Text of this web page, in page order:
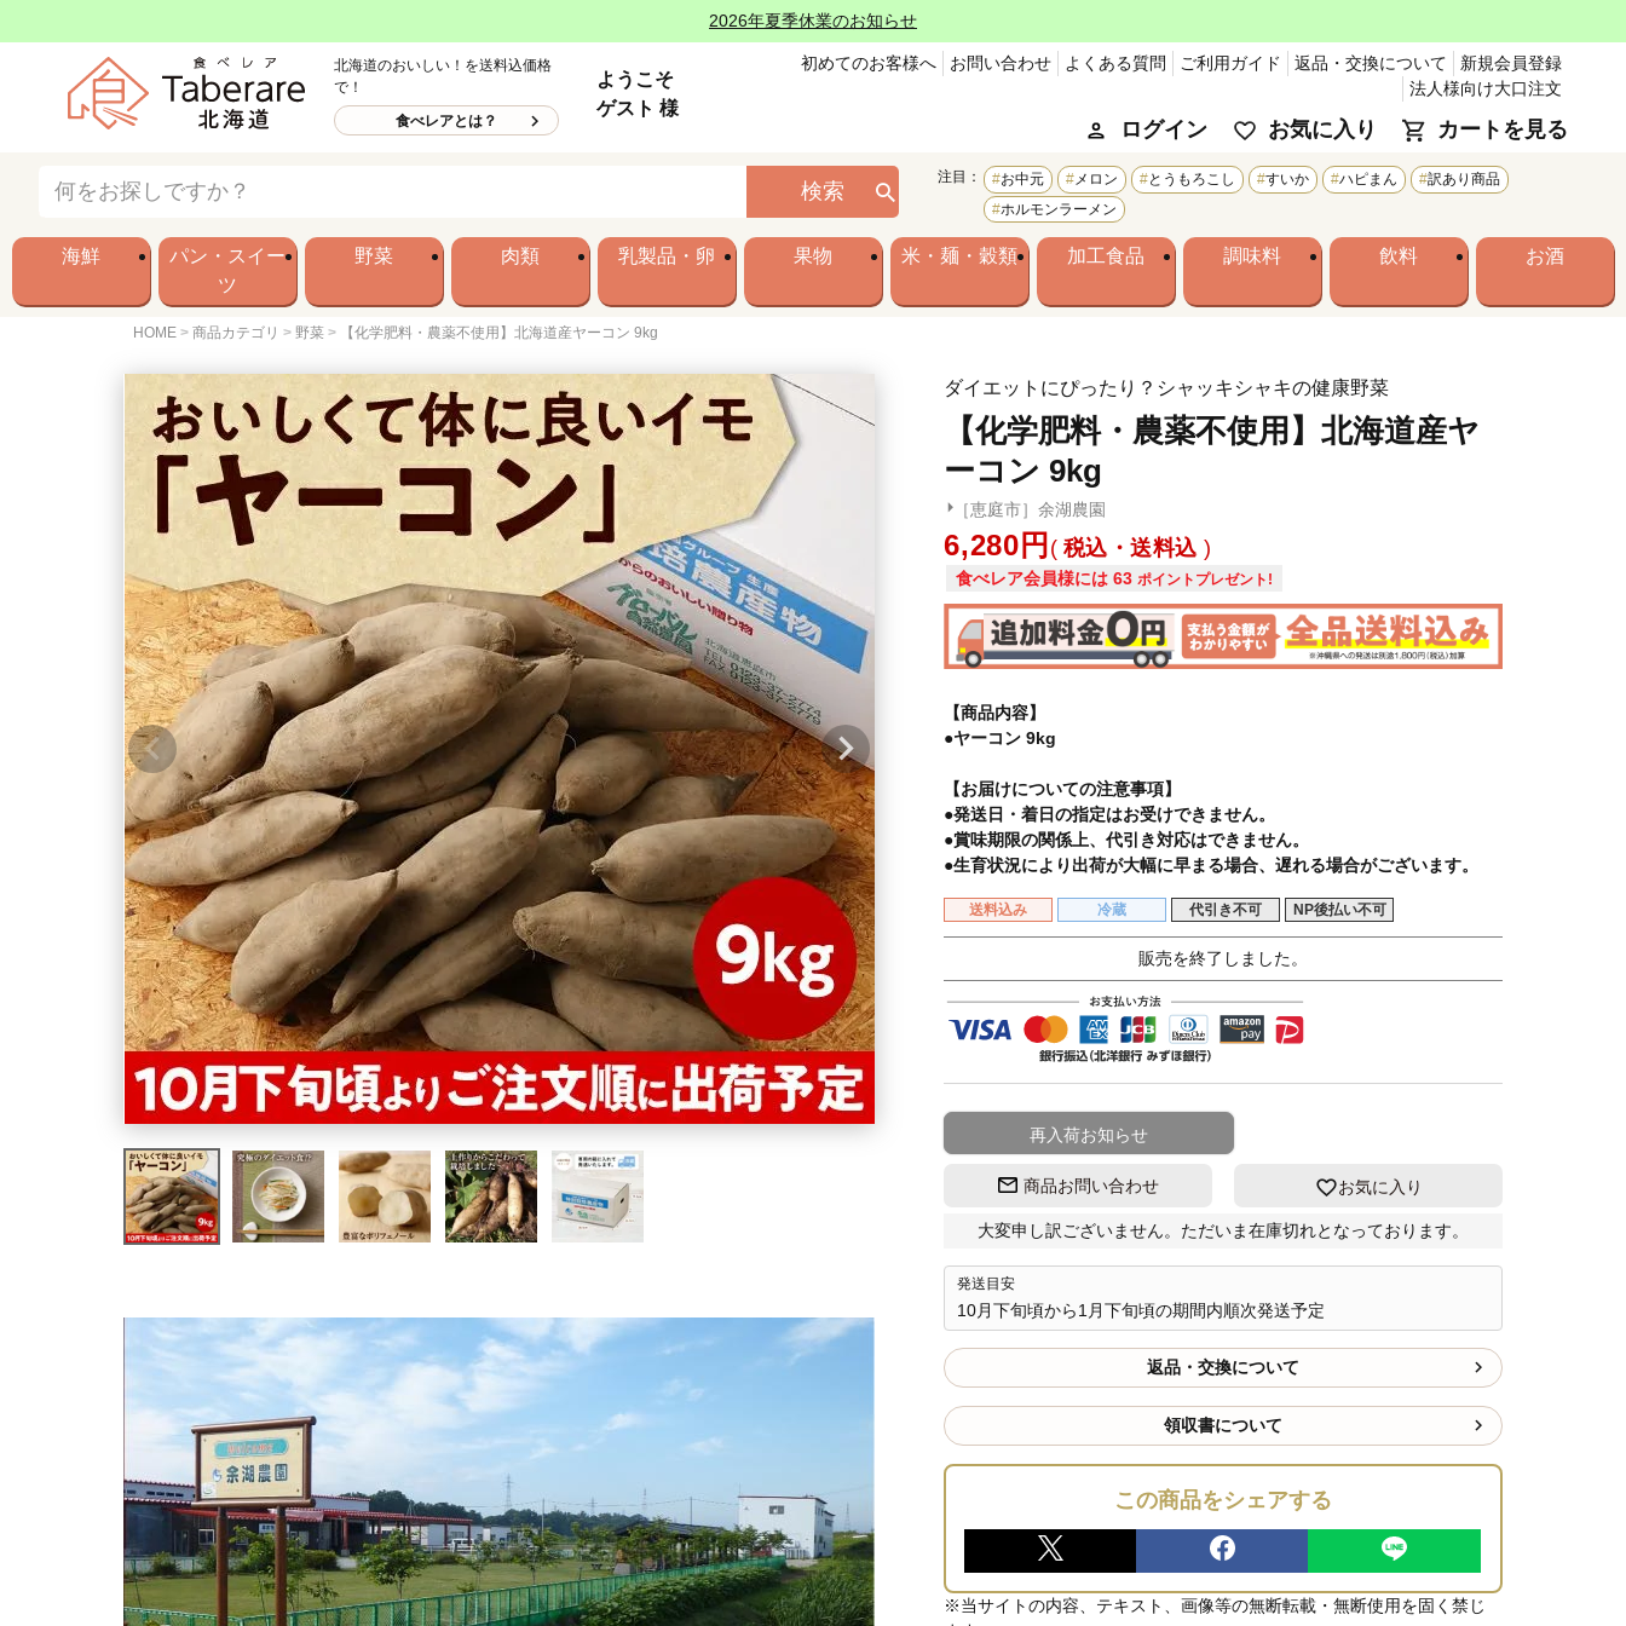
2026年夏季休業のお知らせ
北海道のおいしい！を送料込価格
で！
食べレアとは？
ようこそ
ゲスト 様
初めてのお客様へ お問い合わせ よくある質問 ご利用ガイド 返品・交換について
新規会員登録
法人様向け大口注文
ログイン お気に入り カートを見る
検索
注目： お中元 メロン とうもろこし すいか ハピまん
訳あり商品
ホルモンラーメン
海鮮
パン・スイー
ツ
野菜 肉類 乳製品・卵 果物 米・麺・穀類 加工食品 調味料 飲料 お酒
HOME 商品カテゴリ 野菜 【化学肥料・農薬不使用】北海道産ヤーコン 9kg
ダイエットにぴったり？シャッキシャキの健康野菜
【化学肥料・農薬不使用】北海道産ヤ
ーコン 9kg
［恵庭市］余湖農園
6,280 税込・送料込
食べレア会員様には 63 ポイントプレゼント!
【商品内容】
●ヤーコン 9kg
【お届けについての注意事項】
●発送日・着日の指定はお受けできません。
●賞味期限の関係上、代引き対応はできません。
●生育状況により出荷が大幅に早まる場合、遅れる場合がございます。
送料込み 冷蔵 代引き不可 NP後払い不可
販売を終了しました。
再入荷お知らせ
商品お問い合わせ お気に入り
大変申し訳ございません。ただいま在庫切れとなっております。
発送目安
10月下旬頃から1月下旬頃の期間内順次発送予定
返品・交換について
領収書について
この商品をシェアする
※当サイトの内容、テキスト、画像等の無断転載・無断使用を固く禁じ